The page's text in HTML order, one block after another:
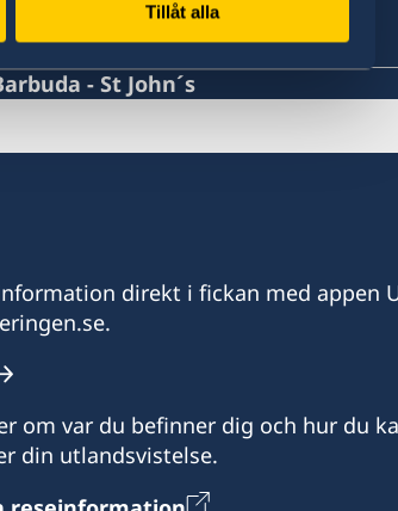
Tillåt alla
- St John´s
endast efter överenskommelse i
direkt i fickan med appen
om var du befinner dig och hur du
din utlandsvistelse.